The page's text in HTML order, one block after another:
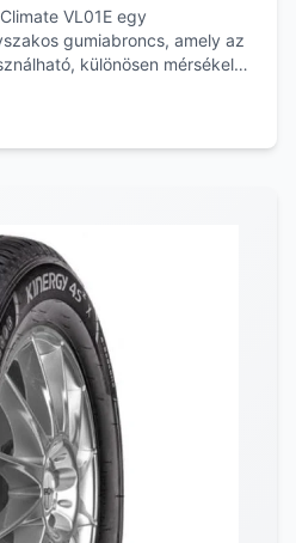
VL01E egy
gumiabroncs, amely az
különösen mérsékelt